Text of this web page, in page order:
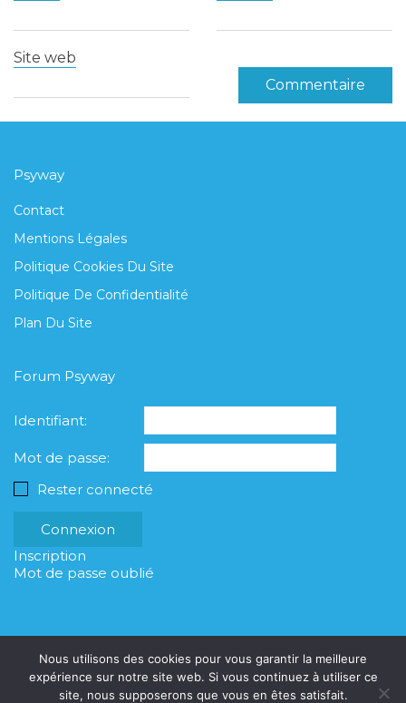
Site web
Psyway
Contact
Mentions Légales
Politique Cookies Du Site
Politique De Confidentialité
Plan Du Site
Forum Psyway
Identifiant:
Mot de passe:
Rester connecté
Connexion
Inscription
Mot de passe oublié
© Copyright Psyway 2023
Nous utilisons des cookies pour vous garantir la meilleure
expérience sur notre site web. Si vous continuez à utiliser ce
site, nous supposerons que vous en êtes satisfait.